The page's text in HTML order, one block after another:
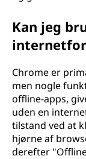
Kan jeg
Chrome er
men nogle
offline-apps,
uden en
tilstand ved at
hjørne af
derefter